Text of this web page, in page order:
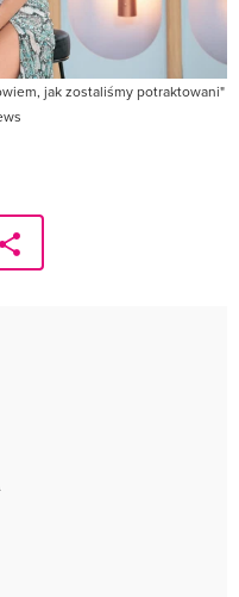
jak zostaliśmy potraktowani"